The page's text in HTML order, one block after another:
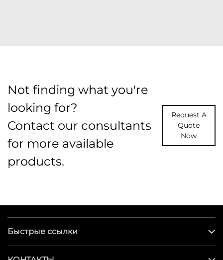
Not finding what you're
looking for?
Contact our consultants
for more available
products.
Request A
Quote
Now
Быстрые ссылки